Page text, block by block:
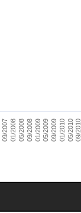
09/200701/200805/200809/200801/200905/200909/200901/201005/201009/